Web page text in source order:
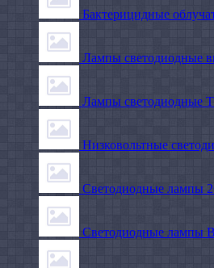
Бактерицидные
Лампы светодиодные
Лампы светодиодные
Низковольтные
Светодиодные лампы
Светодиодные лампы